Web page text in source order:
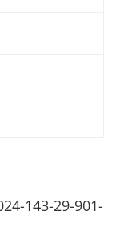
143-29-901-